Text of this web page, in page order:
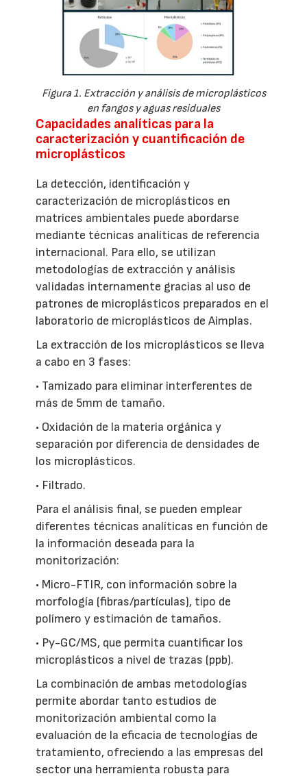
Figura 1. Extracción y análisis de microplásticos
en fangos y aguas residuales
Capacidades analíticas para la
caracterización y cuantificación de
microplásticos
La detección, identificación y
caracterización de microplásticos en
matrices ambientales puede abordarse
mediante técnicas analíticas de referencia
internacional. Para ello, se utilizan
metodologías de extracción y análisis
validadas internamente gracias al uso de
patrones de microplásticos preparados en el
laboratorio de microplásticos de Aimplas.
La extracción de los microplásticos se lleva
a cabo en 3 fases:
• Tamizado para eliminar interferentes de
más de 5mm de tamaño.
• Oxidación de la materia orgánica y
separación por diferencia de densidades de
los microplásticos.
• Filtrado.
Para el análisis final, se pueden emplear
diferentes técnicas analíticas en función de
la información deseada para la
monitorización:
• Micro-FTIR, con información sobre la
morfología (fibras/partículas), tipo de
polímero y estimación de tamaños.
• Py-GC/MS, que permita cuantificar los
microplásticos a nivel de trazas (ppb).
La combinación de ambas metodologías
permite abordar tanto estudios de
monitorización ambiental como la
evaluación de la eficacia de tecnologías de
tratamiento, ofreciendo a las empresas del
sector una herramienta robusta para